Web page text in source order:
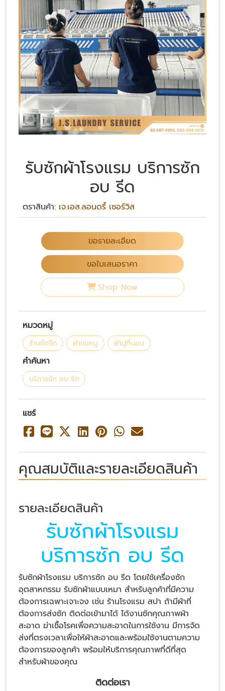
รับซักผ้าโรงแรม บริการซัก
อบ รีด
ตราสินค้า: เจ.เอส.ลอนดรี้ เซอร์วิส
ขอรายละเอียด
ขอใบเสนอราคา
Shop Now
หมวดหมู่
ร้านซักรีด ผ้าขนหนู ผ้าปูที่นอน
คำค้นหา
บริการซัก อบ รีด
แชร์
คุณสมบัติและรายละเอียดสินค้า
รายละเอียดสินค้า
รับซักผ้าโรงแรม
บริการซัก อบ รีด
รับซักผ้าโรงแรม บริการซัก อบ รีด โดยใช้เครื่องซัก
อุตสาหกรรม รับซักผ้าแบบเหมา สำหรับลูกค้าที่มีความ
ต้องการเฉพาะเจาะจง เช่น ร้านโรงแรม สปา ถ้ามีผ้าที่
ต้องการส่งซัก ติดต่อเข้ามาได้ ได้งานซักคุณภาพผ้า
สะอาด ฆ่าเชื้อโรคเพื่อความสะอาดในการใช้งาน มีการจัด
ส่งที่ตรงเวลาเพื่อให้ผ้าสะอาดและพร้อมใช้งานตามความ
ต้องการของลูกค้า พร้อมให้บริการคุณภาพที่ดีที่สุด
สำหรับผ้าของคุณ
ติดต่อเรา